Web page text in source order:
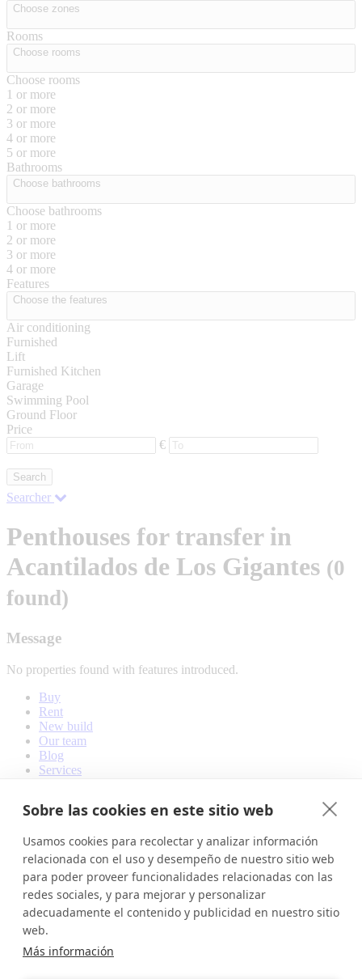
Sobre las cookies en este sitio web
Usamos cookies para recolectar y analizar información
relacionada con el uso y desempeño de nuestro sitio web
para poder proveer funcionalidades relacionadas con las
redes sociales, y para mejorar y personalizar
adecuadamente el contenido y publicidad en nuestro sitio
web.
Más información
Choose zones
Rooms
Choose rooms
Choose rooms
1 or more
2 or more
3 or more
4 or more
5 or more
Bathrooms
Choose bathrooms
Choose bathrooms
1 or more
2 or more
3 or more
4 or more
Features
Choose the features
Air conditioning
Furnished
Lift
Furnished Kitchen
Garage
Swimming Pool
Ground Floor
Price
€
Search
Searcher
Penthouses for transfer in
Acantilados de Los Gigantes (0
found)
Message
No properties found with features introduced.
Buy
Rent
New build
Our team
Blog
Services
Oficina Principal – Main office
Plaza Cruz del Llano 59
38670 - Adeje, Santa Cruz de Tenerife
922 075 220
609 264 194
Sucursal - Branch
Calle Hermano Pedro, 7 Local 2